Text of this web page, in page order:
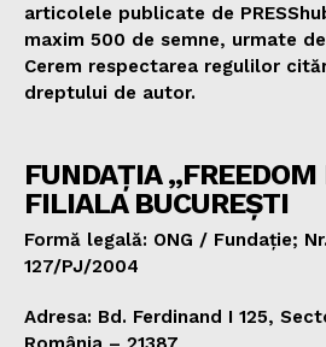
articolele publicate de
maxim 500 de semne, urmate
Cerem respectarea regulilor
dreptului de autor.
FUNDAȚIA
FILIALA BUCUREȘTI
Formă legală: ONG / Fundație;
127/PJ/2004
Adresa: Bd. Ferdinand I 125,